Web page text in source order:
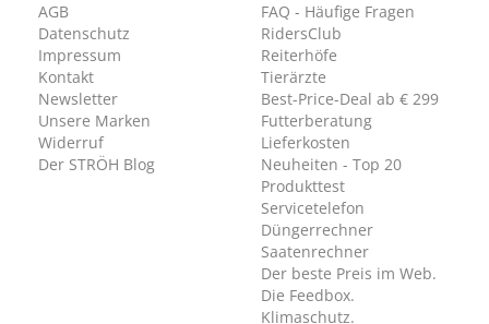
AGB
Datenschutz
Impressum
Kontakt
Newsletter
Unsere Marken
Widerruf
Der STRÖH Blog
FAQ - Häufige Fragen
RidersClub
Reiterhöfe
Tierärzte
Best-Price-Deal ab € 299
Futterberatung
Lieferkosten
Neuheiten - Top 20
Produkttest
Servicetelefon
Düngerrechner
Saatenrechner
Der beste Preis im Web.
Die Feedbox.
Klimaschutz.